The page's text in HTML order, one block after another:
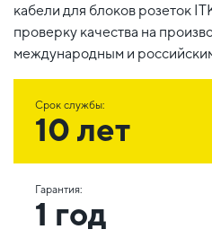
кабели для блоков розеток
проверку качества на
международным и
Срок службы:
10 лет
Гарантия:
1 год